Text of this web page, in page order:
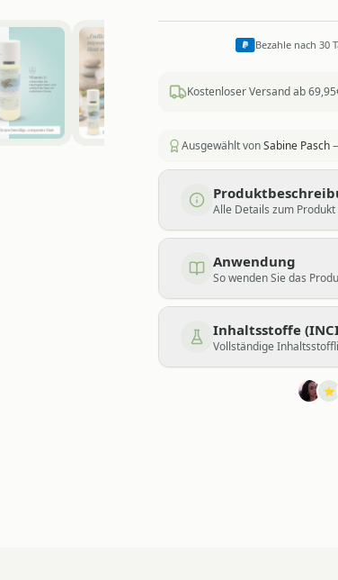
Bezahle nach 30
Kostenloser Versand ab
Ausgewählt vonSabine Pasch
Alle Details zum Produkt
Anwendung
So wenden Sie das
Inhaltsstoffe
Vollständige
⭐